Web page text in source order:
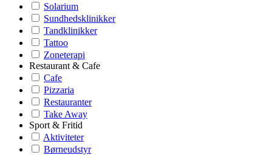
Solarium
Sundhedsklinikker
Tandklinikker
Tattoo
Zoneterapi
Restaurant & Cafe
Cafe
Pizzaria
Restauranter
Take Away
Sport & Fritid
Aktiviteter
Børneudstyr